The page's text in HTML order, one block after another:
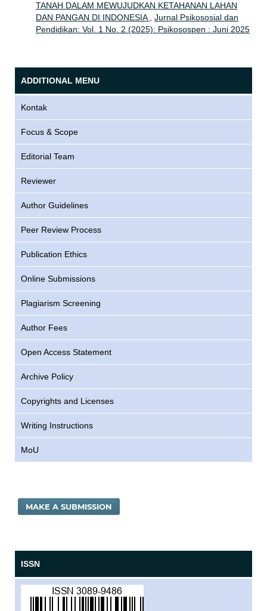
TANAH DALAM MEWUJUDKAN KETAHANAN LAHAN
DAN PANGAN DI INDONESIA
Jurnal Psikososial dan
Pendidikan: Vol. 1 No. 2 (2025): Psikosospen : Juni 2025
ADDITIONAL MENU
Kontak
Focus & Scope
Editorial Team
Reviewer
Author Guidelines
Peer Review Process
Publication Ethics
Online Submissions
Plagiarism Screening
Author Fees
Open Access Statement
Archive Policy
Copyrights and Licenses
Writing Instructions
MoU
MAKE A SUBMISSION
ISSN